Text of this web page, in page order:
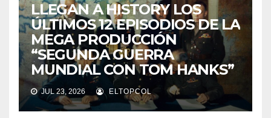
LLEGAN A HISTORY LOS
ÚLTIMOS 12 EPISODIOS DE LA
MEGA PRODUCCIÓN
“SEGUNDA GUERRA
MUNDIAL CON TOM HANKS”
JUL 23, 2026 ELTOPCOL